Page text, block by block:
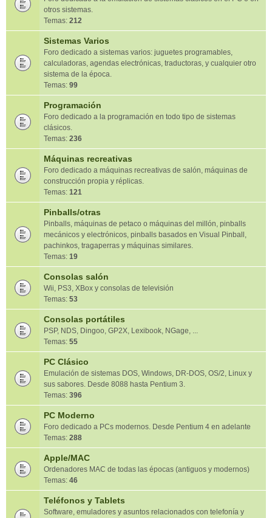
otros sistemas.
Temas: 212
Sistemas Varios
Foro dedicado a sistemas varios: juguetes programables,
calculadoras, agendas electrónicas, traductoras, y cualquier otro
sistema de la época.
Temas: 99
Programación
Foro dedicado a la programación en todo tipo de sistemas
clásicos.
Temas: 236
Máquinas recreativas
Foro dedicado a máquinas recreativas de salón, máquinas de
construcción propia y réplicas.
Temas: 121
Pinballs/otras
Pinballs, máquinas de petaco o máquinas del millón, pinballs
mecánicos y electrónicos, pinballs basados en Visual Pinball,
pachinkos, tragaperras y máquinas similares.
Temas: 19
Consolas salón
Wii, PS3, XBox y consolas de televisión
Temas: 53
Consolas portátiles
PSP, NDS, Dingoo, GP2X, Lexibook, NGage, ...
Temas: 55
PC Clásico
Emulación de sistemas DOS, Windows, DR-DOS, OS/2, Linux y
sus sabores. Desde 8088 hasta Pentium 3.
Temas: 396
PC Moderno
Foro dedicado a PCs modernos. Desde Pentium 4 en adelante
Temas: 288
Apple/MAC
Ordenadores MAC de todas las épocas (antiguos y modernos)
Temas: 46
Teléfonos y Tablets
Software, emuladores y asuntos relacionados con telefonía y